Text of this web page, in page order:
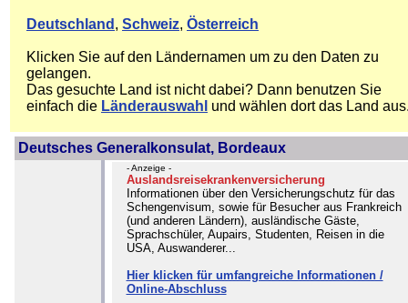
Deutschland , Schweiz, Österreich
Klicken Sie auf den Ländernamen um zu den Daten zu
gelangen.
Das gesuchte Land ist nicht dabei? Dann benutzen Sie
einfach die Länderauswahl und wählen dort das Land
Deutsches Generalkonsulat, Bordeaux
- Anzeige -
Auslandsreisekrankenversicherung
Informationen über den Versicherungschutz für das
Schengenvisum, sowie für Besucher aus Frankreich
(und anderen Ländern), ausländische Gäste,
Sprachschüler, Aupairs, Studenten, Reisen in die
USA, Auswanderer...
Hier klicken für umfangreiche Informationen /
Online-Abschluss